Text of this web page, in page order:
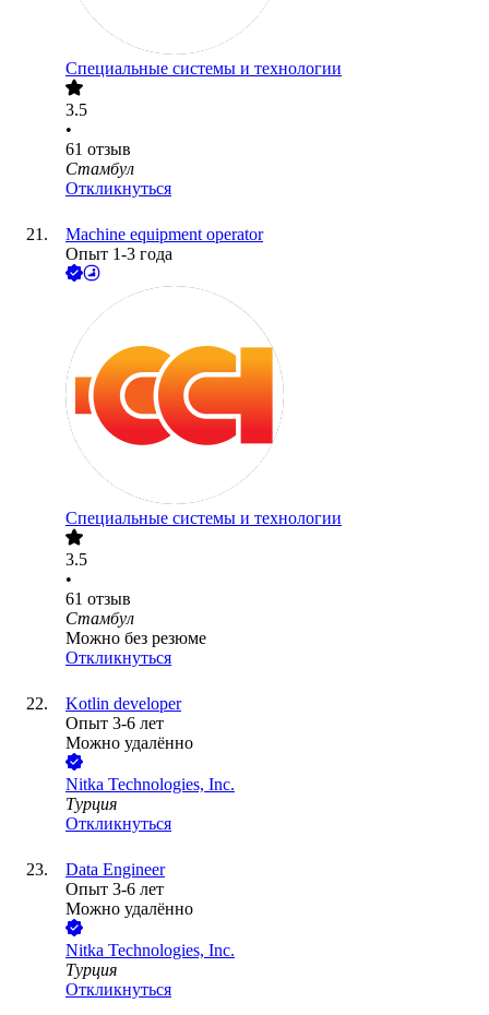
Специальные системы и технологии
3.5
•
61 отзыв
Стамбул
Откликнуться
Machine equipment operator
Опыт 1-3 года
Специальные системы и технологии
3.5
•
61 отзыв
Стамбул
Можно без резюме
Откликнуться
Kotlin developer
Опыт 3-6 лет
Можно удалённо
Nitka Technologies, Inc.
Турция
Откликнуться
Data Engineer
Опыт 3-6 лет
Можно удалённо
Nitka Technologies, Inc.
Турция
Откликнуться